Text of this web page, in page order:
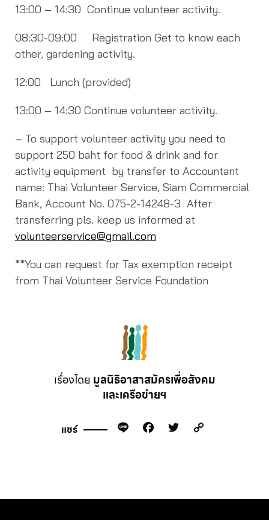
13:00 – 14:30 Continue volunteer activity.
08:30-09:00 Registration Get to know each
other, gardening activity.
12:00 Lunch (provided)
13:00 – 14:30 Continue volunteer activity.
– To support volunteer activity you need to
support 250 baht for food & drink and for
activity equipment by transfer to Accountant
name: Thai Volunteer Service, Siam Commercial
Bank, Account No. 075-2-14248-3 After
transferring pls. keep us informed at
volunteerservice@gmail.com
**You can request for Tax exemption receipt
from Thai Volunteer Service Foundation
เรื่องโดย มูลนิธิอาสาสมัครเพื่อสังคม
และเครือข่ายฯ
แชร์ Line Facebook
Twitter